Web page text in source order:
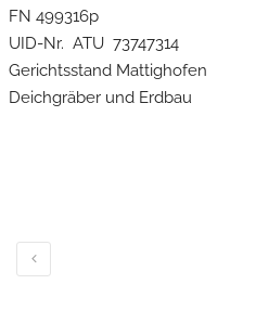
FN 499316p
UID-Nr. ATU 73747314
Gerichtsstand Mattighofen
Deichgräber und Erdbau